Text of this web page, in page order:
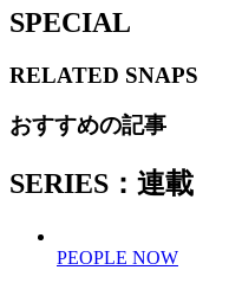
SPECIAL
RELATED SNAPS
おすすめの記事
SERIES：連載
PEOPLE NOW